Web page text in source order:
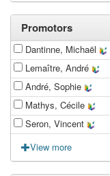
Promotors
Dantinne, Michaël
Lemaître, André
André, Sophie
Mathys, Cécile
Seron, Vincent
View more